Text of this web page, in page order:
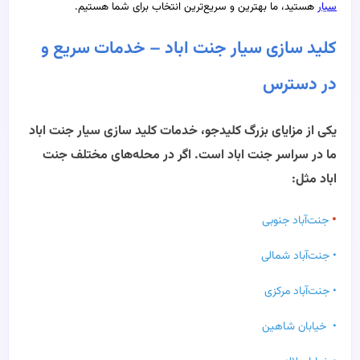
سیار هستید، ما بهترین و سریع‌ترین انتخاب برای شما هستیم.
کلید سازی سیار جنت اباد – خدمات سریع و
در دسترس
یکی از مزایای بزرگ کلیدجو، خدمات کلید سازی سیار جنت اباد
ما در سراسر جنت اباد است. اگر در محله‌های مختلف جنت
اباد مثل:
• جنت‌آباد جنوبی
• جنت‌آباد شمالی
• جنت‌آباد مرکزی
• خیابان شاهین